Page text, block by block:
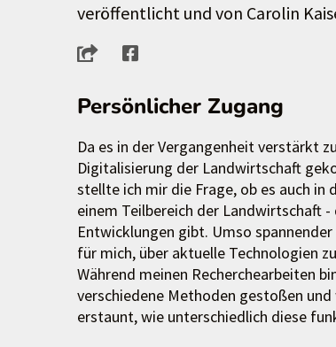
veröffentlicht und von Carolin
Persönlicher Zugang
Da es in der Vergangenheit verstärkt
Digitalisierung der Landwirtschaft
stellte ich mir die Frage, ob es auch in
einem Teilbereich der Landwirtschaft
Entwicklungen gibt. Umso spannender
für mich, über aktuelle Technologien
Während meinen Recherchearbeiten
verschiedene Methoden gestoßen und
erstaunt, wie unterschiedlich diese